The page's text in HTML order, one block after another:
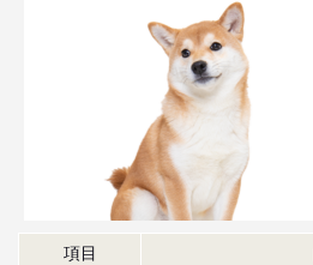
項目